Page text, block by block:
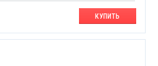
КУПИТЬ